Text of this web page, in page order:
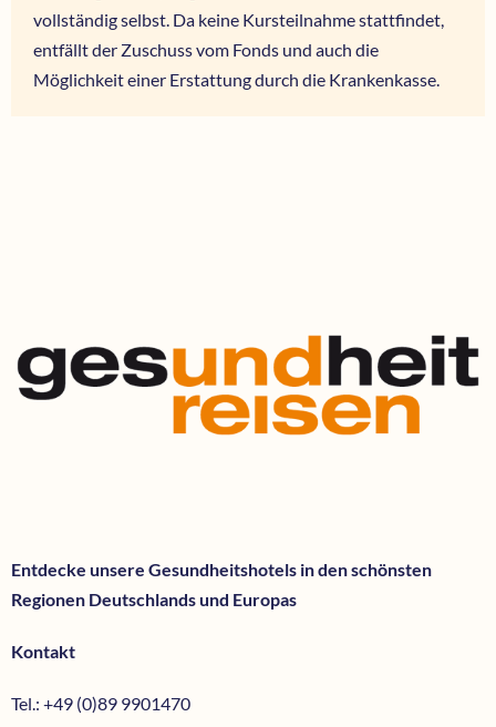
vollständig selbst. Da keine Kursteilnahme stattfindet,
entfällt der Zuschuss vom Fonds und auch die
Möglichkeit einer Erstattung durch die Krankenkasse.
Entdecke unsere Gesundheitshotels in den schönsten
Regionen Deutschlands und Europas
Kontakt
Tel.: +49 (0)89 9901470